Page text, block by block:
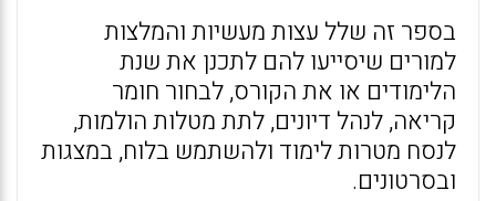
בספר זה שלל עצות מעשיות והמלצות
למורים שיסייעו להם לתכנן את שנת
הלימודים או את הקורס, לבחור חומר
קריאה, לנהל דיונים, לתת מטלות הולמות,
לנסח מטרות לימוד ולהשתמש בלוח, במצגות
ובסרטונים.